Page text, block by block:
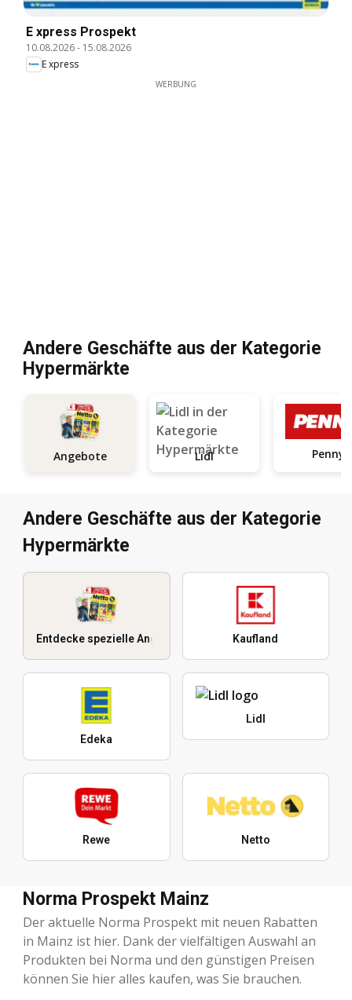
E xpress Prospekt
10.08.2026- 15.08.2026
E xpress
WERBUNG
Andere Geschäfte aus der Kategorie
Hypermärkte
Angebote Lidl Penny
Andere Geschäfte aus der Kategorie
Hypermärkte
Entdecke spezielle Angebote Kaufland
Edeka
Lidl
Rewe Netto
Norma Prospekt Mainz
Der aktuelle Norma Prospekt mit neuen Rabatten
in Mainz ist hier. Dank der vielfältigen Auswahl an
Produkten bei Norma und den günstigen Preisen
können Sie hier alles kaufen, was Sie brauchen.